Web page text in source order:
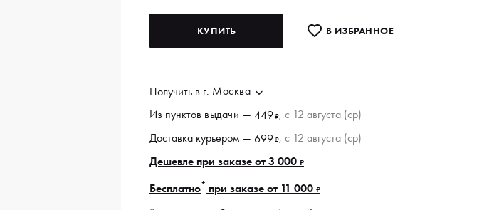
КУПИТЬ В ИЗБРАННОE
Получить в г. Москва
Из пунктов выдачи —449₽, c 12 августа (ср)
Доставка курьером —699₽, c 12 августа (ср)
Дешевле при заказе от 3 000₽
Бесплатно* при заказе от 11 000₽